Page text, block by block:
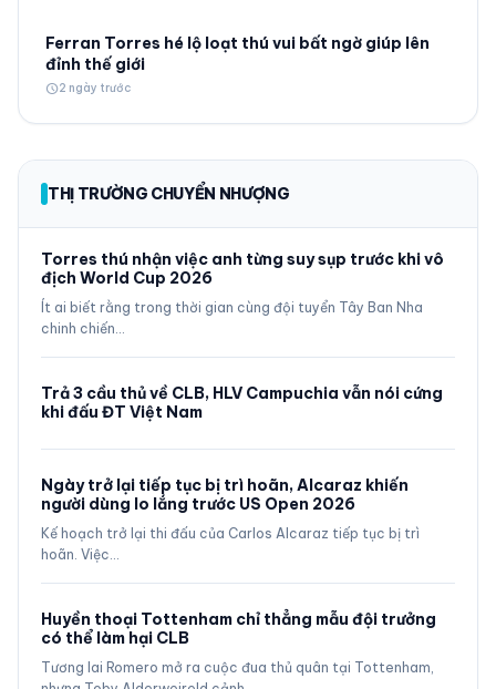
Ferran Torres hé lộ loạt thú vui bất ngờ giúp lên
đỉnh thế giới
schedule2 ngày trước
THỊ TRƯỜNG CHUYỂN NHƯỢNG
Torres thú nhận việc anh từng suy sụp trước khi vô
địch World Cup 2026
Ít ai biết rằng trong thời gian cùng đội tuyển Tây Ban Nha
chinh chiến…
Trả 3 cầu thủ về CLB, HLV Campuchia vẫn nói cứng
khi đấu ĐT Việt Nam
Ngày trở lại tiếp tục bị trì hoãn, Alcaraz khiến
người dùng lo lắng trước US Open 2026
Kế hoạch trở lại thi đấu của Carlos Alcaraz tiếp tục bị trì
hoãn. Việc…
Huyền thoại Tottenham chỉ thẳng mẫu đội trưởng
có thể làm hại CLB
Tương lai Romero mở ra cuộc đua thủ quân tại Tottenham,